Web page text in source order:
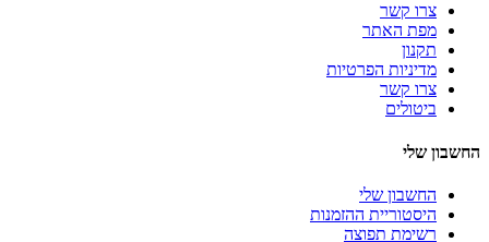
צרו קשר
מפת האתר
תקנון
מדיניות הפרטיות
צרו קשר
ביטולים
החשבון שלי
החשבון שלי
היסטוריית ההזמנות
רשימת תפוצה